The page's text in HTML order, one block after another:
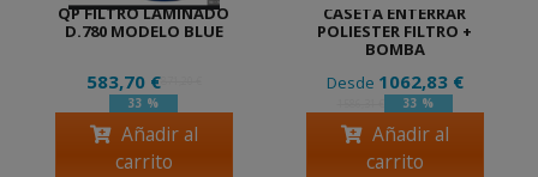
QP FILTRO LAMINADO
D.780 MODELO BLUE
583,70 €871,20 €
33 %
Añadir al
carrito
CASETA ENTERRAR
POLIESTER FILTRO +
BOMBA
Desde 1062,83 €
33 %
Añadir al
carrito